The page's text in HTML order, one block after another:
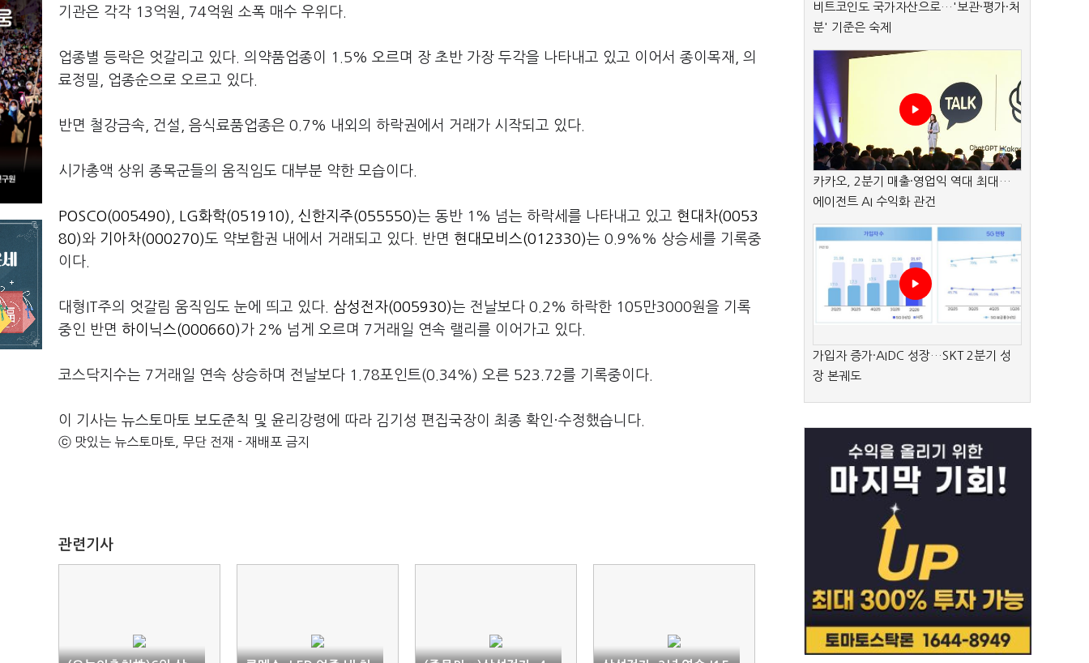
기관은 각각 13억원, 74억원 소폭 매수 우위다.
업종별 등락은 엇갈리고 있다. 의약품업종이 1.5% 오르며 장 초반 가장 두각을 나타내고 있고 이어서 종이목재, 의
료정밀, 업종순으로 오르고 있다.
반면 철강금속, 건설, 음식료품업종은 0.7% 내외의 하락권에서 거래가 시작되고 있다.
시가총액 상위 종목군들의 움직임도 대부분 약한 모습이다.
POSCO(005490) LG화학(051910) 신한지주(055550)는 동반 1% 넘는 하락세를 나타내고 있고 현대차(0053
80)와 기아차(000270)도 약보합권 내에서 거래되고 있다. 반면 현대모비스(012330)는 0.9%% 상승세를 기록중
이다.
대형IT주의 엇갈림 움직임도 눈에 띄고 있다. 삼성전자(005930)는 전날보다 0.2% 하락한 105만3000원을 기록
중인 반면 하이닉스(000660)가 2% 넘게 오르며 7거래일 연속 랠리를 이어가고 있다.
코스닥지수는 7거래일 연속 상승하며 전날보다 1.78포인트(0.34%) 오른 523.72를 기록중이다.
이 기사는 뉴스토마토 보도준칙 및 윤리강령에 따라 김기성 편집국장이 최종 확인·수정했습니다.
ⓒ 맛있는 뉴스토마토, 무단 전재 - 재배포 금지
관련기사
비트코인도 국가자산으로…'보관·평가·처
분' 기준은 숙제
카카오, 2분기 매출·영업익 역대 최대…
에이전트 AI 수익화 관건
가입자 증가·AIDC 성장…SKT 2분기 성
장 본궤도